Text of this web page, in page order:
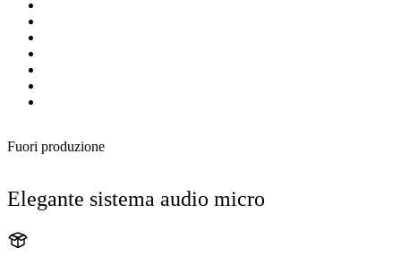
Fuori produzione
Elegante sistema audio micro